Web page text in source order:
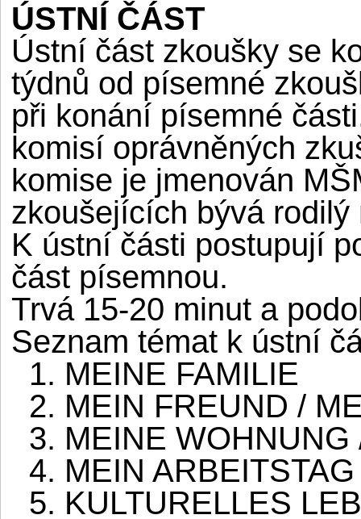
ÚSTNÍ ČÁST
Ústní část zkoušky se
týdnů od písemné
při konání písemné
komisí oprávněných
komise je jmenován
zkoušejících bývá rodilý
K ústní části postupují
část písemnou.
Trvá 15-20 minut a
Seznam témat k ústní
1. MEINE FAMILIE
2. MEIN FREUND /
3. MEINE WOHNUNG
4. MEIN ARBEITSTAG
5. KULTURELLES